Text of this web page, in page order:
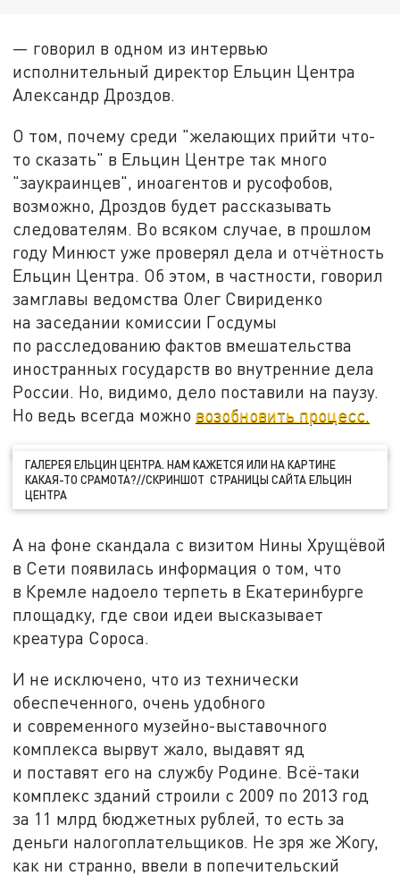
— говорил в одном из интервью
исполнительный директор Ельцин Центра
Александр Дроздов.
О том, почему среди "желающих прийти что-
то сказать" в Ельцин Центре так много
"заукраинцев", иноагентов и русофобов,
возможно, Дроздов будет рассказывать
следователям. Во всяком случае, в прошлом
году Минюст уже проверял дела и отчётность
Ельцин Центра. Об этом, в частности, говорил
замглавы ведомства Олег Свириденко
на заседании комиссии Госдумы
по расследованию фактов вмешательства
иностранных государств во внутренние дела
России. Но, видимо, дело поставили на паузу.
Но ведь всегда можно возобновить процесс.
ГАЛЕРЕЯ ЕЛЬЦИН ЦЕНТРА. НАМ КАЖЕТСЯ ИЛИ НА КАРТИНЕ
КАКАЯ-ТО СРАМОТА?//СКРИНШОТ СТРАНИЦЫ САЙТА ЕЛЬЦИН
ЦЕНТРА
А на фоне скандала с визитом Нины Хрущёвой
в Сети появилась информация о том, что
в Кремле надоело терпеть в Екатеринбурге
площадку, где свои идеи высказывает
креатура Сороса.
И не исключено, что из технически
обеспеченного, очень удобного
и современного музейно-выставочного
комплекса вырвут жало, выдавят яд
и поставят его на службу Родине. Всё-таки
комплекс зданий строили с 2009 по 2013 год
за 11 млрд бюджетных рублей, то есть за
деньги налогоплательщиков. Не зря же Жогу,
как ни странно, ввели в попечительский